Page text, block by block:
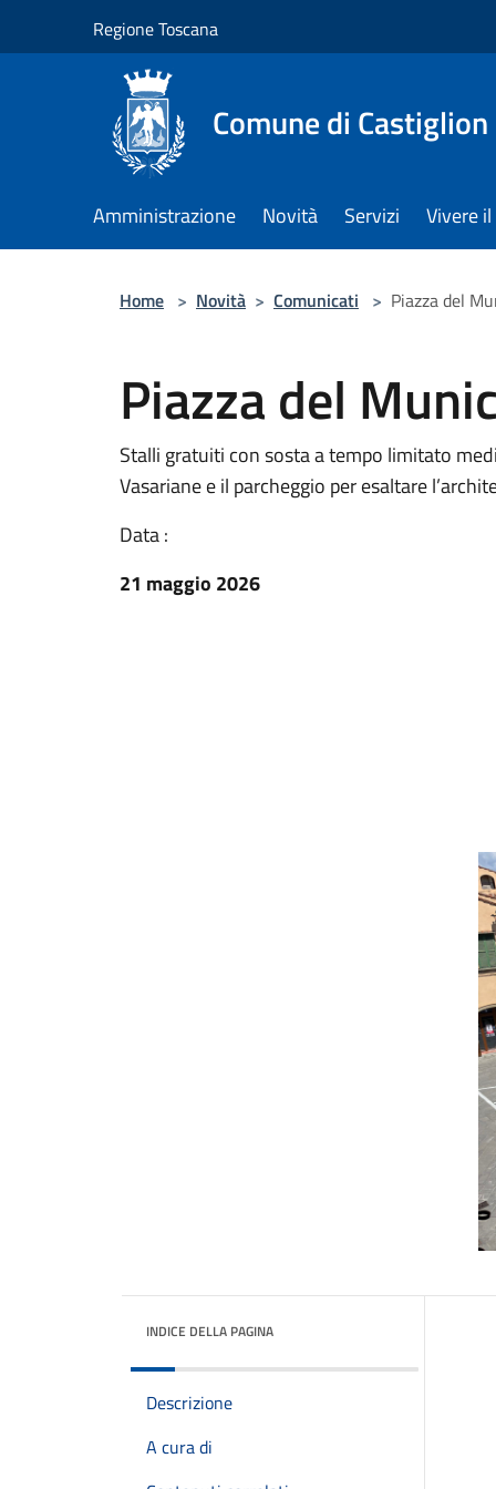
Regione Toscana
Comune di
Amministrazione Novità Servizi Vivere
Home > Novità > Comunicati > Piazza del
Piazza del
Stalli gratuiti con sosta a tempo limitato
Vasariane e il parcheggio per esaltare
Data :
21 maggio 2026
INDICE DELLA PAGINA
Descrizione
A cura di